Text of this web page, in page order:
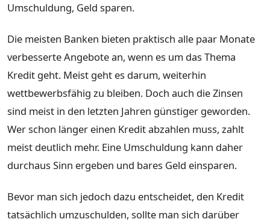
Umschuldung, Geld sparen.
Die meisten Banken bieten praktisch alle paar Monate
verbesserte Angebote an, wenn es um das Thema
Kredit geht. Meist geht es darum, weiterhin
wettbewerbsfähig zu bleiben. Doch auch die Zinsen
sind meist in den letzten Jahren günstiger geworden.
Wer schon länger einen Kredit abzahlen muss, zahlt
meist deutlich mehr. Eine Umschuldung kann daher
durchaus Sinn ergeben und bares Geld einsparen.
Bevor man sich jedoch dazu entscheidet, den Kredit
tatsächlich umzuschulden, sollte man sich darüber